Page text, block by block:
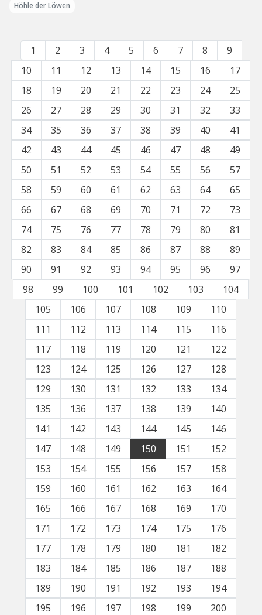
Höhle der Löwen
1 2 3 4 5 6 7 8
9
10
11 12 13 14 15 16
17
18
19 20 21 22 23 24
25
26
27 28 29 30 31 32
33
34
35 36 37 38 39 40
41
42
43 44 45 46 47 48
49
50
51 52 53 54 55 56
57
58
59 60 61 62 63 64
65
66
67 68 69 70 71 72
73
74
75 76 77 78 79 80
81
82
83 84 85 86 87 88
89
90
91 92 93 94 95 96
97
98
99 100 101 102 103
104
105
106 107 108 109
110
111
112 113 114 115
116
117
118 119 120 121
122
123
124 125 126 127
128
129
130 131 132 133
134
135
136 137 138 139
140
141
142 143 144 145
146
147
148 149 150 151
152
153
154 155 156 157
158
159
160 161 162 163
164
165
166 167 168 169
170
171
172 173 174 175
176
177
178 179 180 181
182
183
184 185 186 187
188
189
190 191 192 193
194
195
196 197 198 199
200